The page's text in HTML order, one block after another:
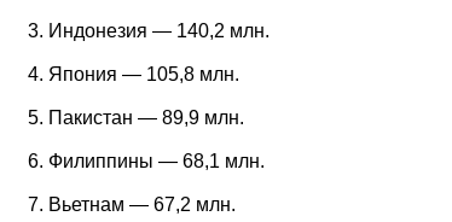
Индонезия — 140,2 млн.
Япония — 105,8 млн.
Пакистан — 89,9 млн.
Филиппины — 68,1 млн.
Вьетнам — 67,2 млн.